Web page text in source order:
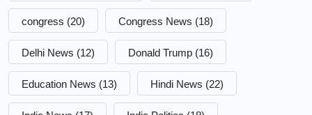
congress (20) Congress News (18)
Delhi News (12) Donald Trump (16)
Education News (13) Hindi News (22)